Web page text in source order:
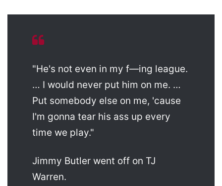
"He's not even in my f—ing league.
… I would never put him on me. …
Put somebody else on me, 'cause
I'm gonna tear his ass up every
time we play."
Jimmy Butler went off on TJ
Warren.